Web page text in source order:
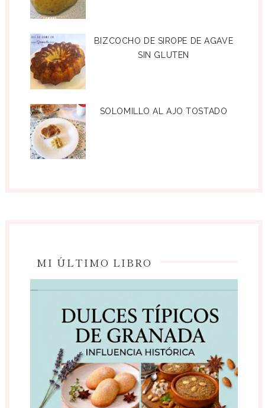
BIZCOCHO DE SIROPE DE AGAVE
SIN GLUTEN
SOLOMILLO AL AJO TOSTADO
MI ÚLTIMO LIBRO